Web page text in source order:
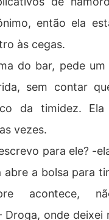
então ela
às cegas.
do bar, pede
sem contar
da timidez.
vezes.
para ele? -
abre a bolsa para
acontece,
Droga, onde deixei